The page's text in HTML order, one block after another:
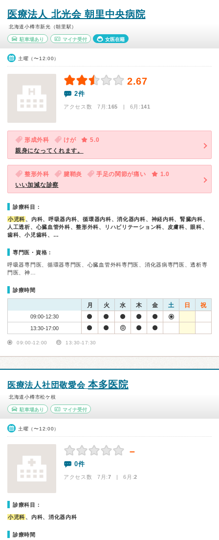
医療法人 北光会 朝里中央病院
北海道小樽市新光（朝里駅）
駐車場あり マイナ受付 女医在籍
土曜（〜12:00）
2.67
2件
アクセス数 7月:165 | 6月:141
形成外科 けが
5.0
親身になってくれます。
整形外科 腱鞘炎 手足の関節が痛い
1.0
いい加減な診察
診療科目：
小児科 、内科、呼吸器内科、循環器内科、消化器内科、神経内科、腎臓内科、
人工透析、心臓血管外科、整形外科、リハビリテーション科、皮膚科、眼科、
歯科、小児歯科、…
専門医・資格：
呼吸器専門医、循環器専門医、心臓血管外科専門医、消化器病専門医、透析専
門医、神…
診療時間
月 火 水 木 金 土 日 祝
09:00-12:30
13:30-17:00
09:00-12:00 13:30-17:30
医療法人社団敬愛会 本多医院
北海道小樽市松ケ枝
駐車場あり マイナ受付
土曜（〜12:00）
－
0件
アクセス数 7月:7 | 6月:2
診療科目：
小児科 、内科、消化器内科
診療時間